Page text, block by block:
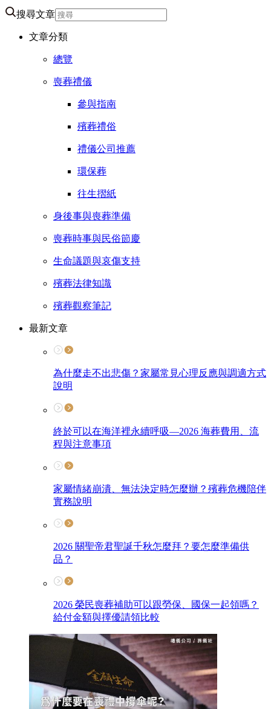
搜尋文章
文章分類
總覽
喪葬禮儀
參與指南
殯葬禮俗
禮儀公司推薦
環保葬
往生摺紙
身後事與喪葬準備
喪葬時事與民俗節慶
生命議題與哀傷支持
殯葬法律知識
殯葬觀察筆記
最新文章
為什麼走不出悲傷？家屬常見心理反應與調適方式
說明
終於可以在海洋裡永續呼吸—2026 海葬費用、流
程與注意事項
家屬情緒崩潰、無法決定時怎麼辦？殯葬危機陪伴
實務說明
2026 關聖帝君聖誕千秋怎麼拜？要怎麼準備供
品？
2026 榮民喪葬補助可以跟勞保、國保一起領嗎？
給付金額與擇優請領比較